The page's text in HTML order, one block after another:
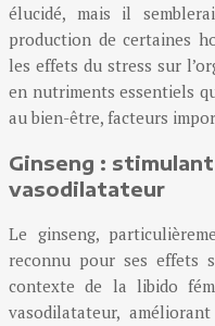
élucidé, mais il
production de certaines
les effets du stress sur
en nutriments essentiels
au bien-être, facteurs
Ginseng :
vasodilatateur
Le ginseng,
reconnu pour ses effets
contexte de la libido
vasodilatateur,